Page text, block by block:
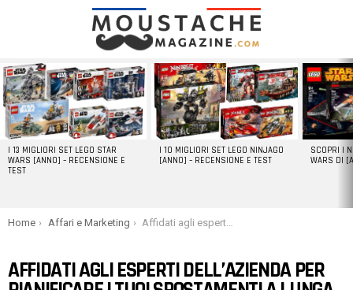
LATEST
STORIES
I 13 MIGLIORI SET LEGO STAR
WARS [ANNO] – RECENSIONE E
TEST
I 10 MIGLIORI SET LEGO NINJAGO
[ANNO] – RECENSIONE E TEST
SCOPRI I
WARS DI
You are here:
Home Affari e Marketing Affidati agli esperti dell’azienda per pianificare i tuoi spostamenti a lunga distanza
AFFIDATI AGLI ESPERTI DELL’AZIENDA PER